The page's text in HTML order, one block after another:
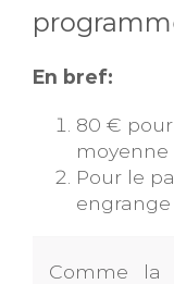
En bref:
80 € pour
moyenne
Pour le
engrange
Comme la